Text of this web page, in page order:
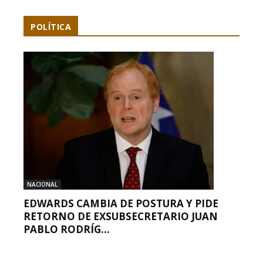
POLÍTICA
NACIONAL
EDWARDS CAMBIA DE POSTURA Y PIDE
RETORNO DE EXSUBSECRETARIO JUAN
PABLO RODRÍG...